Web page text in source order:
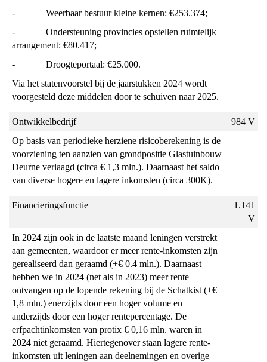
- Weerbaar bestuur kleine kernen: €253.374;
- Ondersteuning provincies opstellen ruimtelijk
arrangement: €80.417;
- Droogteportaal: €25.000.
Via het statenvoorstel bij de jaarstukken 2024 wordt
voorgesteld deze middelen door te schuiven naar 2025.
Ontwikkelbedrijf
984 V
Op basis van periodieke herziene risicoberekening is de
voorziening ten aanzien van grondpositie Glastuinbouw
Deurne verlaagd (circa € 1,3 mln.). Daarnaast het saldo
van diverse hogere en lagere inkomsten (circa 300K).
Financieringsfunctie
1.141
V
In 2024 zijn ook in de laatste maand leningen verstrekt
aan gemeenten, waardoor er meer rente-inkomsten zijn
gerealiseerd dan geraamd (+€ 0.4 mln.). Daarnaast
hebben we in 2024 (net als in 2023) meer rente
ontvangen op de lopende rekening bij de Schatkist (+€
1,8 mln.) enerzijds door een hoger volume en
anderzijds door een hoger rentepercentage. De
erfpachtinkomsten van protix € 0,16 mln. waren in
2024 niet geraamd. Hiertegenover staan lagere rente-
inkomsten uit leningen aan deelnemingen en overige